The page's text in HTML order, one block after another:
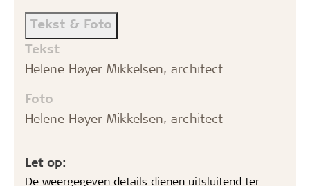
Tekst & Foto
Tekst
Helene Høyer Mikkelsen, architect
Foto
Helene Høyer Mikkelsen, architect
Let op:
De weergegeven details dienen uitsluitend ter